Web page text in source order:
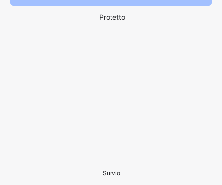
Protetto
Survio